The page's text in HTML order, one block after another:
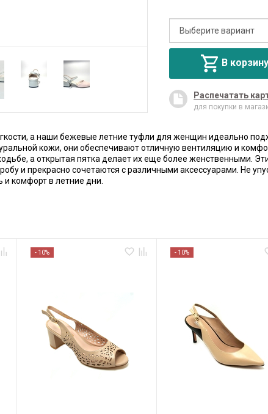
В корзину
Распечатать
для покупки в
а наши бежевые летние туфли для женщин идеально
кожи, они обеспечивают отличную вентиляцию и
а открытая пятка делает их еще более женственными.
и прекрасно сочетаются с различными аксессуарами. Не
и комфорт в летние дни.
- 10% - 10%